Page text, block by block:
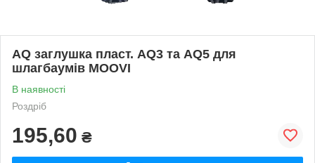
AQ заглушка пласт. AQ3 та AQ5 для
шлагбаумів MOOVI
В наявності
Роздріб
195,60 ₴